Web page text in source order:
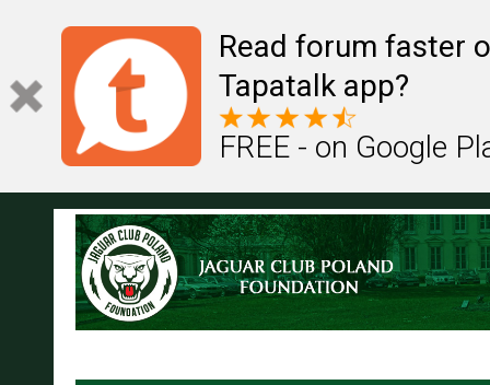
Read forum faster
Tapatalk app?
FREE - on Google